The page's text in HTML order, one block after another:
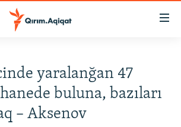
yaralanğan 47
buluna, bazıları
– Aksenov